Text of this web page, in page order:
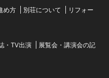
め方 別荘について
リフォー
・TV出演
展覧会・講演会の記